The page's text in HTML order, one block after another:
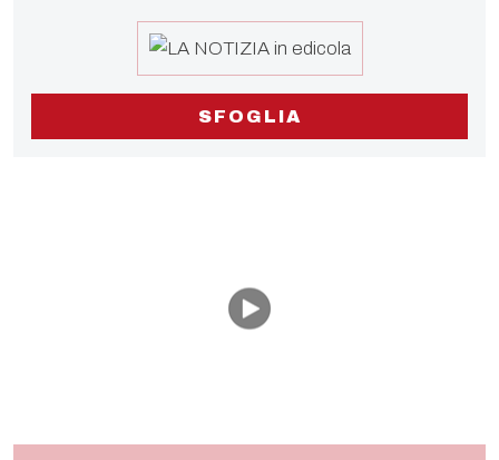
SFOGLIA